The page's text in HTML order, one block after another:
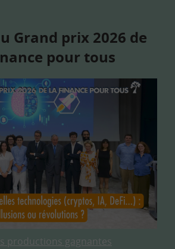
Grand prix 2026 de
pour tous
productions gagnantes